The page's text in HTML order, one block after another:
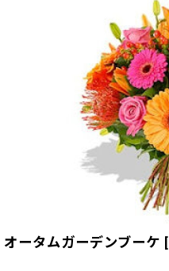
オータムガーデンブーケ [